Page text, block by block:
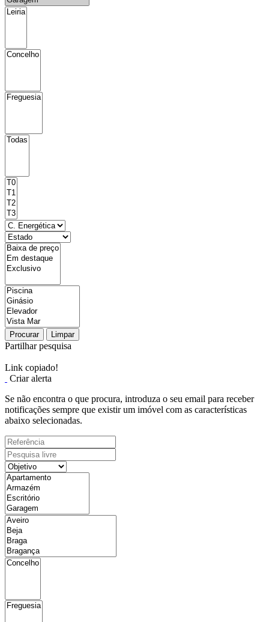
Procurar Limpar
Partilhar pesquisa
Link copiado!
Criar alerta
Se não encontra o que procura, introduza o seu email para receber
notificações sempre que existir um imóvel com as características
abaixo selecionadas.